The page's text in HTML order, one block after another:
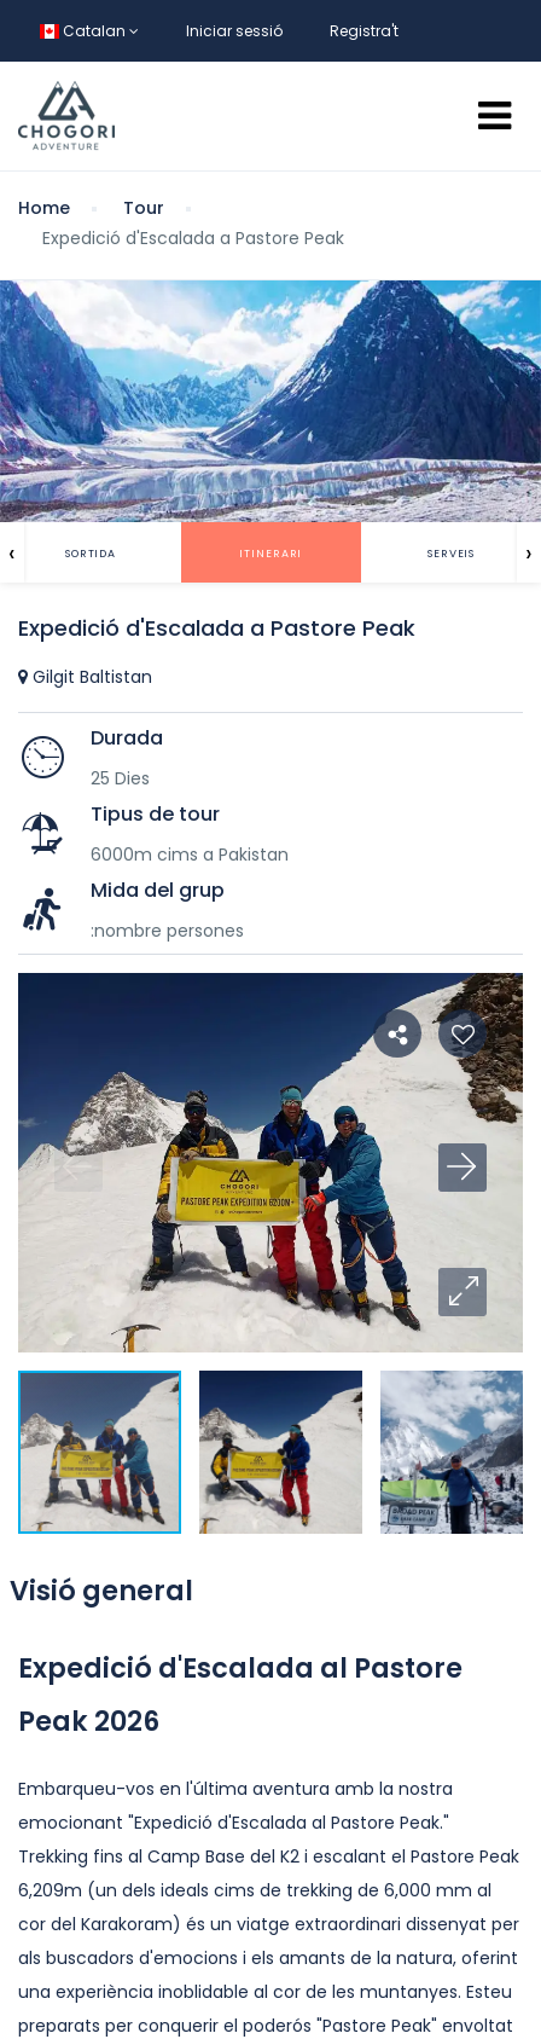
Catalan Iniciar sessió Registra't
Home
Tour
Expedició d'Escalada a Pastore Peak
SORTIDA ITINERARI SERVEIS
‹ ›
Expedició d'Escalada a Pastore Peak
Gilgit Baltistan
Durada
25 Dies
Tipus de tour
6000m cims a Pakistan
Mida del grup
:nombre persones
Visió general
Expedició d'Escalada al Pastore
Peak 2026
Embarqueu-vos en l'última aventura amb la nostra
emocionant "Expedició d'Escalada al Pastore Peak."
Trekking fins al Camp Base del K2 i escalant el Pastore Peak
6,209m (un dels ideals cims de trekking de 6,000 mm al
cor del Karakoram) és un viatge extraordinari dissenyat per
als buscadors d'emocions i els amants de la natura, oferint
una experiència inoblidable al cor de les muntanyes. Esteu
preparats per conquerir el poderós "Pastore Peak" envoltat